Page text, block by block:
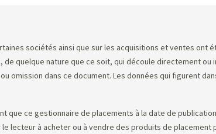
sociétés ainsi que sur les acquisitions et ventes ont
quelque nature que ce soit, qui découle directement ou
omission dans ce document. Les données qui figurent
que ce gestionnaire de placements à la date de
lecteur à acheter ou à vendre des produits de